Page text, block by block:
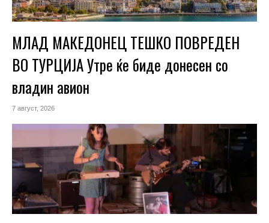
МЛАД МАКЕДОНЕЦ ТЕШКО ПОВРЕДЕН
ВО ТУРЦИЈА Утре ќе биде донесен со
владин авион
7 август, 2026